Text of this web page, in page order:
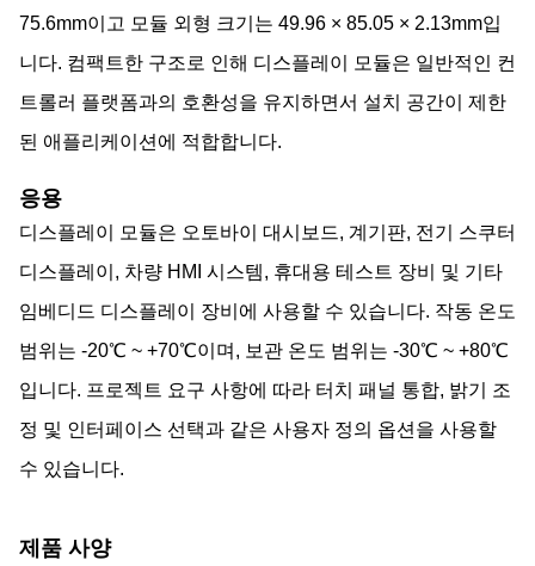
75.6mm이고 모듈 외형 크기는 49.96 × 85.05 × 2.13mm입
니다. 컴팩트한 구조로 인해 디스플레이 모듈은 일반적인 컨
트롤러 플랫폼과의 호환성을 유지하면서 설치 공간이 제한
된 애플리케이션에 적합합니다.
응용
디스플레이 모듈은 오토바이 대시보드, 계기판, 전기 스쿠터
디스플레이, 차량 HMI 시스템, 휴대용 테스트 장비 및 기타
임베디드 디스플레이 장비에 사용할 수 있습니다. 작동 온도
범위는 -20℃ ~ +70℃이며, 보관 온도 범위는 -30℃ ~ +80℃
입니다. 프로젝트 요구 사항에 따라 터치 패널 통합, 밝기 조
정 및 인터페이스 선택과 같은 사용자 정의 옵션을 사용할
수 있습니다.
제품 사양